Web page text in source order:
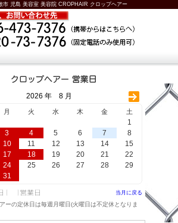
市 児島 美容室 美容院 CROPHAIR クロップヘアー
2026 年 8 月
月 火 水 木 金 土
1
3
4 5 6 7
8
10
11 12 13 14
15
17
18 19 20 21
22
24
25 26 27 28
29
31
当月に戻る
ーの定休日は毎週月曜日(火曜日は不定休となりま